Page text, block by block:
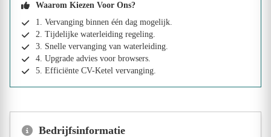
Waarom Kiezen Voor Ons?
1. Vervanging binnen één dag mogelijk.
2. Tijdelijke waterleiding regeling.
3. Snelle vervanging van waterleiding.
4. Upgrade advies voor browsers.
5. Efficiënte CV-Ketel vervanging.
Bedrijfsinformatie